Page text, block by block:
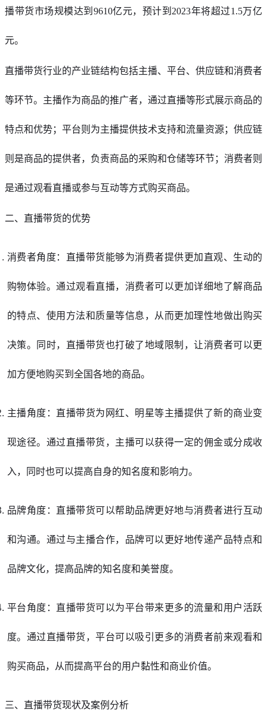
播带货市场规模达到9610亿元，预计到2023年将超过1.5万亿
元。
直播带货行业的产业链结构包括主播、平台、供应链和消费者
等环节。主播作为商品的推广者，通过直播等形式展示商品的
特点和优势；平台则为主播提供技术支持和流量资源；供应链
则是商品的提供者，负责商品的采购和仓储等环节；消费者则
是通过观看直播或参与互动等方式购买商品。
二、直播带货的优势
消费者角度：直播带货能够为消费者提供更加直观、生动的
购物体验。通过观看直播，消费者可以更加详细地了解商品
的特点、使用方法和质量等信息，从而更加理性地做出购买
决策。同时，直播带货也打破了地域限制，让消费者可以更
加方便地购买到全国各地的商品。
主播角度：直播带货为网红、明星等主播提供了新的商业变
现途径。通过直播带货，主播可以获得一定的佣金或分成收
入，同时也可以提高自身的知名度和影响力。
品牌角度：直播带货可以帮助品牌更好地与消费者进行互动
和沟通。通过与主播合作，品牌可以更好地传递产品特点和
品牌文化，提高品牌的知名度和美誉度。
平台角度：直播带货可以为平台带来更多的流量和用户活跃
度。通过直播带货，平台可以吸引更多的消费者前来观看和
购买商品，从而提高平台的用户黏性和商业价值。
三、直播带货现状及案例分析